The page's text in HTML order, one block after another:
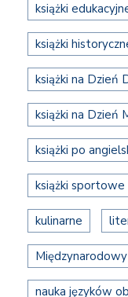
książki
książki
książki na Dzień
książki na Dzień
książki po
książki sportowe
kulinarne
nauka języków